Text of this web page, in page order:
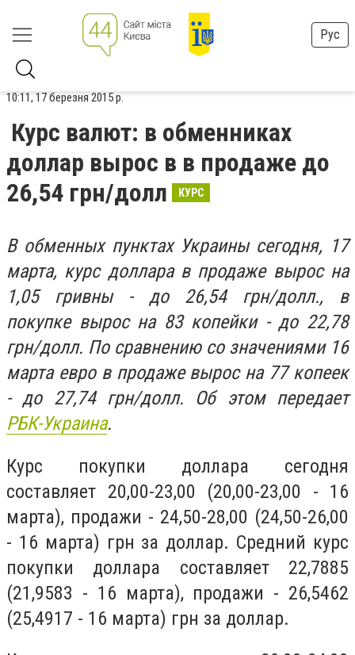
Рус
10:11, 17 березня 2015 р.
Курс валют: в обменниках
доллар вырос в в продаже до
26,54 грн/долл
КУРС
В обменных пунктах Украины сегодня, 17
марта, курс доллара в продаже вырос на
1,05 гривны - до 26,54 грн/долл., в
покупке вырос на 83 копейки - до 22,78
грн/долл. По сравнению со значениями 16
марта евро в продаже вырос на 77 копеек
- до 27,74 грн/долл. Об этом передает
РБК-Украина.
Курс покупки доллара сегодня
составляет 20,00-23,00 (20,00-23,00 - 16
марта), продажи - 24,50-28,00 (24,50-26,00
- 16 марта) грн за доллар. Средний курс
покупки доллара составляет 22,7885
(21,9583 - 16 марта), продажи - 26,5462
(25,4917 - 16 марта) грн за доллар.